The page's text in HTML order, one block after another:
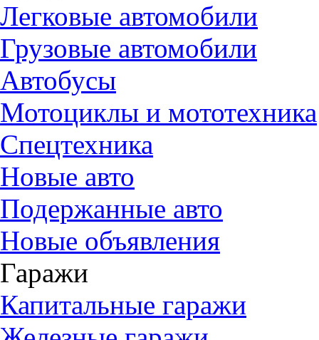
Легковые автомобили
Грузовые автомобили
Автобусы
Мотоциклы и мототехника
Спецтехника
Новые авто
Подержанные авто
Новые объявления
Гаражи
Капитальные гаражи